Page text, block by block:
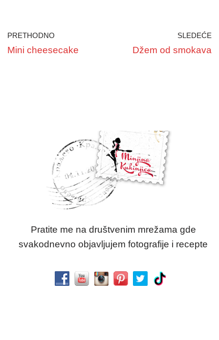
PRETHODNO
Mini cheesecake
SLEDEĆE
Džem od smokava
Pratite me na društvenim mrežama gde
svakodnevno objavljujem fotografije i recepte